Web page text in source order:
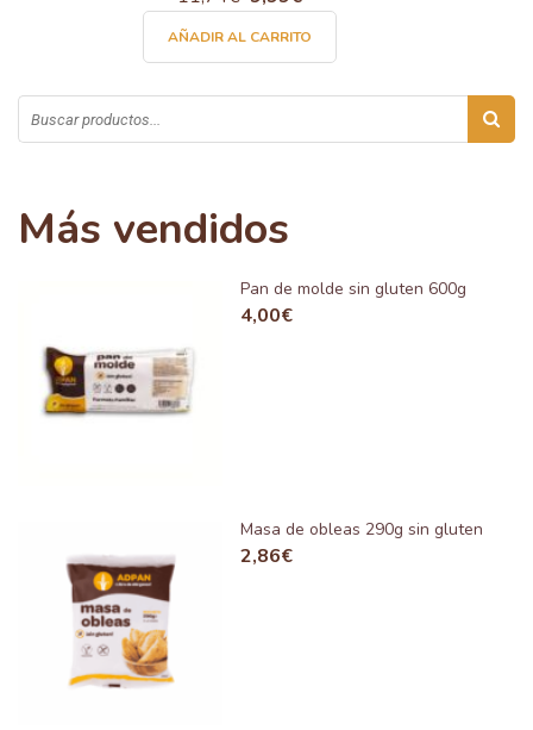
original
11,74€.
precio
actual
9,99€.
AÑADIR AL CARRITO
Más vendidos
Pan de molde sin gluten 600g
4,00€
Masa de obleas 290g sin gluten
2,86€